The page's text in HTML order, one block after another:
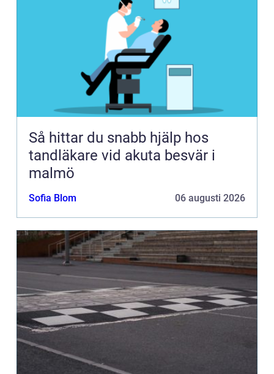
Så hittar du snabb hjälp hos
tandläkare vid akuta besvär i
malmö
Sofia Blom 06 augusti 2026